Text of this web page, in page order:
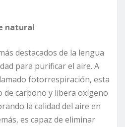
natural
destacados de la lengua
para purificar el aire. A
fotorrespiración, esta
de carbono y libera oxígeno
la calidad del aire en
es capaz de eliminar